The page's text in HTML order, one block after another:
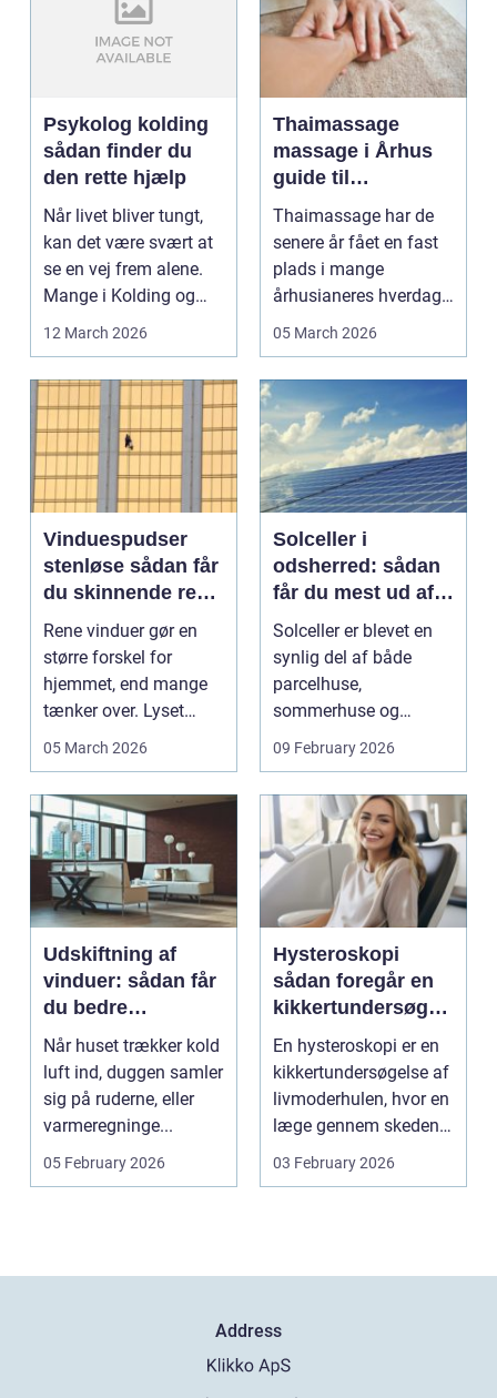
Psykolog kolding
sådan finder du
den rette hjælp
Når livet bliver tungt,
kan det være svært at
se en vej frem alene.
Mange i Kolding og
omegn søger p...
12 March 2026
Thaimassage
massage i Århus
guide til
afslapning,
smidighed og
bedre velvære
Thaimassage har de
senere år fået en fast
plads i mange
århusianeres hverdag.
Flere bruger den både
05 March 2026
Vinduespudser
stenløse sådan får
du skinnende rene
ruder året rundt
Rene vinduer gør en
større forskel for
hjemmet, end mange
tænker over. Lyset
falder anderledes ind,
05 March 2026
Solceller i
odsherred: sådan
får du mest ud af
solen
Solceller er blevet en
synlig del af både
parcelhuse,
sommerhuse og
mindre erhverv i
Odsherred. Mang...
09 February 2026
Udskiftning af
vinduer: sådan får
du bedre
indeklima og
lavere
varmeregning
Når huset trækker kold
luft ind, duggen samler
sig på ruderne, eller
varmeregninge...
05 February 2026
Hysteroskopi
sådan foregår en
kikkertundersøgel
se af livmoderen
En hysteroskopi er en
kikkertundersøgelse af
livmoderhulen, hvor en
læge gennem skeden
og livmoderha...
03 February 2026
Address